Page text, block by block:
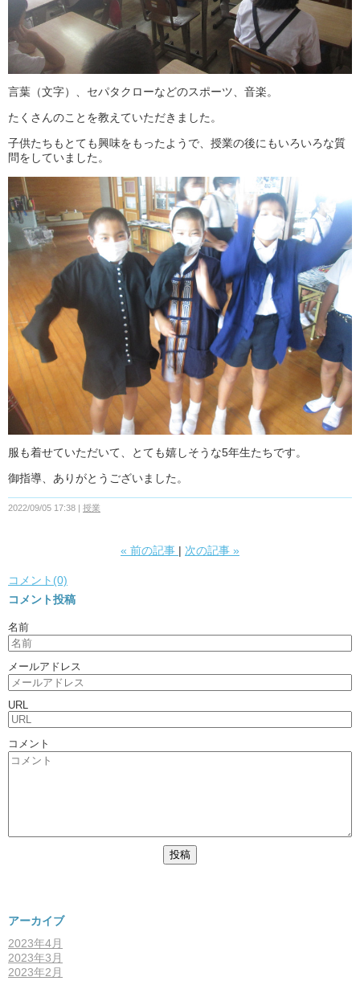
言葉（文字）、セパタクローなどのスポーツ、音楽。
たくさんのことを教えていただきました。
子供たちもとても興味をもったようで、授業の後にもいろいろな質
問をしていました。
服も着せていただいて、とても嬉しそうな5年生たちです。
御指導、ありがとうございました。
2022/09/05 17:38 授業
« 前の記事 次の記事 »
コメント(0)
コメント投稿
名前
メールアドレス
URL
コメント
アーカイブ
2023年4月
2023年3月
2023年2月